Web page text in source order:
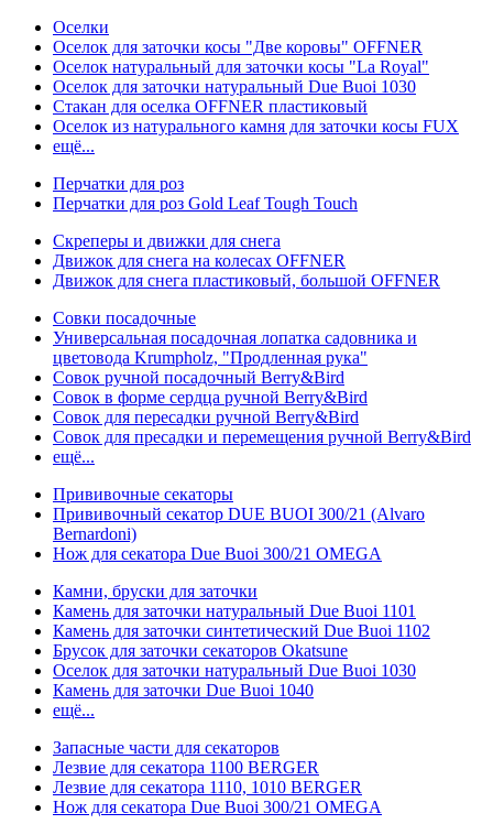
Оселки
Оселок для заточки косы "Две коровы" OFFNER
Оселок натуральный для заточки косы "La Royal"
Оселок для заточки натуральный Due Buoi 1030
Стакан для оселка OFFNER пластиковый
Оселок из натурального камня для заточки косы FUX
ещё...
Перчатки для роз
Перчатки для роз Gold Leaf Tough Touch
Скреперы и движки для снега
Движок для снега на колесах OFFNER
Движок для снега пластиковый, большой OFFNER
Совки посадочные
Универсальная посадочная лопатка садовника и
цветовода Krumpholz, "Продленная рука"
Совок ручной посадочный Berry&Bird
Совок в форме сердца ручной Berry&Bird
Совок для пересадки ручной Berry&Bird
Совок для пресадки и перемещения ручной Berry&Bird
ещё...
Прививочные секаторы
Прививочный секатор DUE BUOI 300/21 (Alvaro
Bernardoni)
Нож для секатора Due Buoi 300/21 OMEGA
Камни, бруски для заточки
Камень для заточки натуральный Due Buoi 1101
Камень для заточки синтетический Due Buoi 1102
Брусок для заточки секаторов Okatsune
Оселок для заточки натуральный Due Buoi 1030
Камень для заточки Due Buoi 1040
ещё...
Запасные части для секаторов
Лезвие для секатора 1100 BERGER
Лезвие для секатора 1110, 1010 BERGER
Нож для секатора Due Buoi 300/21 OMEGA